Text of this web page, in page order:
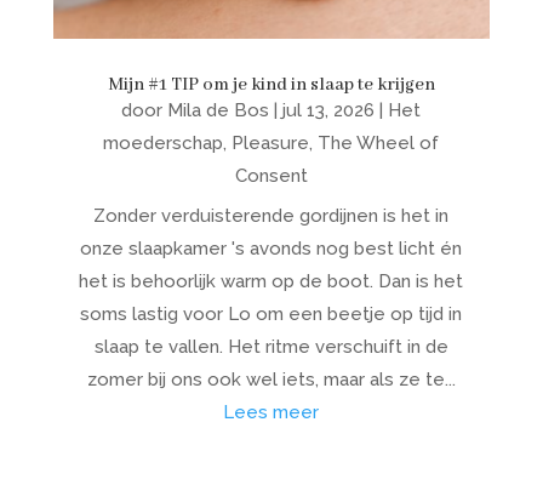
Mijn #1 TIP om je kind in slaap te krijgen
door Mila de Bos |jul 13, 2026 | Het
moederschap, Pleasure, The Wheel of
Consent
Zonder verduisterende gordijnen is het in
onze slaapkamer 's avonds nog best licht én
het is behoorlijk warm op de boot. Dan is het
soms lastig voor Lo om een beetje op tijd in
slaap te vallen. Het ritme verschuift in de
zomer bij ons ook wel iets, maar als ze te...
Lees meer